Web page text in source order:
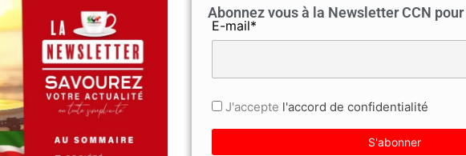
Abonnez vous à la Newsletter CCN pour
E-mail*
J'acceptel'accord de confidentialité
J'accepte l'accord de confidentialité